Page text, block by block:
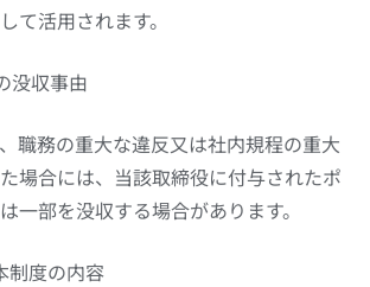
て活用されます。
没収事由
職務の重大な違反又は社内規程の重大
場合には、当該取締役に付与されたポ
一部を没収する場合があります。
制度の内容